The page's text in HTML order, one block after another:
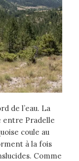
de l’eau. La
entre Pradelle
coule au
à la fois
Comme